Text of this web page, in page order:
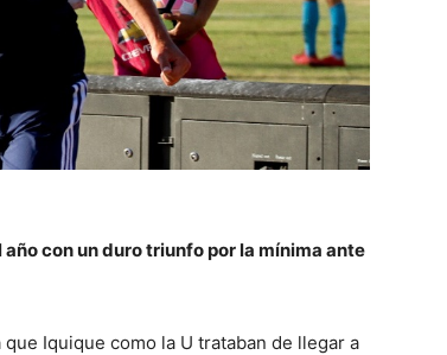
con un duro triunfo por la mínima ante
Iquique como la U trataban de llegar a